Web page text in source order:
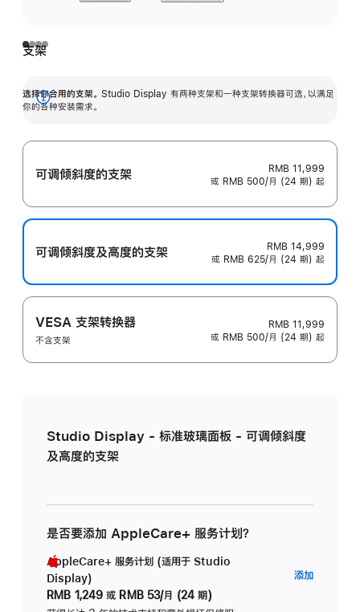
支架
选择你合用的支架。 Studio Display 有两种支架和一种支架转换器可选，以满足
你的各种安装需求。
展
可调倾斜度的支架
RMB 11,999
或 RMB 500/月 (24 期) 起
可调倾斜度及高‍度的支‍架
RMB 14,999
或 RMB 625/月 (24 期) 起
VESA 支架转换器
不含支架
RMB 11,999
或 RMB 500/月 (24 期) 起
Studio Display - 标准玻璃面板 - 可调倾斜度
及高度的支架
是否要添加 AppleCare+ 服务计划？
AppleCare+ 服务计划 (适用于 Studio
Display)
RMB 1,249 或 RMB 53/月 (24 期)
添加